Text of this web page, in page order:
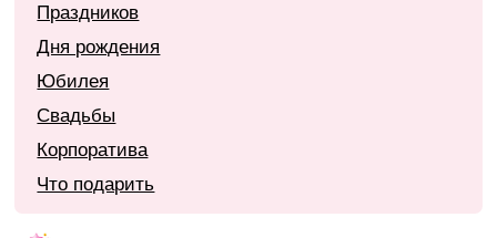
Праздников
Дня рождения
Юбилея
Свадьбы
Корпоратива
Что подарить